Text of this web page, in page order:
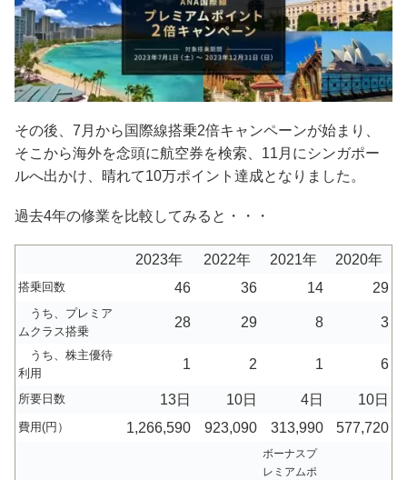
その後、7月から国際線搭乗2倍キャンペーンが始まり、
そこから海外を念頭に航空券を検索、11月にシンガポー
ルへ出かけ、晴れて10万ポイント達成となりました。
過去4年の修業を比較してみると・・・
2023年 2022年 2021年 2020年
搭乗回数 46 36 14 29
うち、プレミア
ムクラス搭乗
28 29 8 3
うち、株主優待
利用
1 2 1 6
所要日数 13日 10日 4日 10日
費用(円） 1,266,590 923,090 313,990 577,720
ボーナスプ
レミアムポ